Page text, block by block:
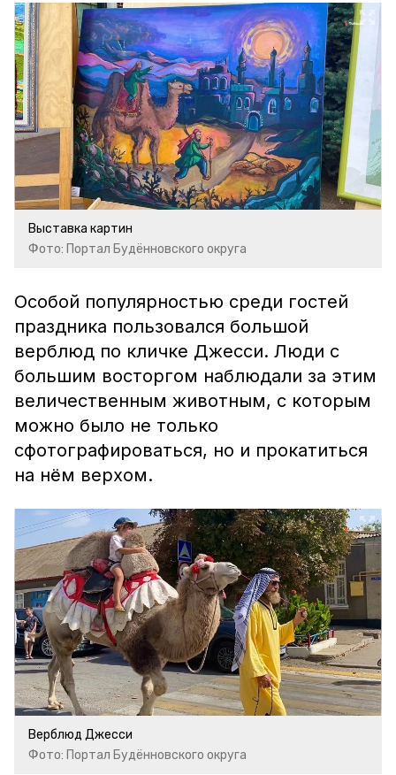
Выставка картин
Фото: Портал Будённовского округа
Особой популярностью среди гостей
праздника пользовался большой
верблюд по кличке Джесси. Люди с
большим восторгом наблюдали за этим
величественным животным, с которым
можно было не только
сфотографироваться, но и прокатиться
на нём верхом.
Верблюд Джесси
Фото: Портал Будённовского округа